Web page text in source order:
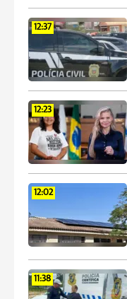
12:37
12:23
12:02
11:38